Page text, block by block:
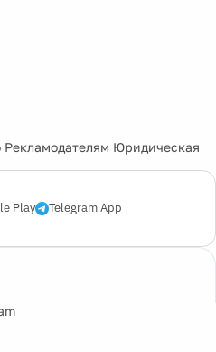
Рекламодателям Юридическая
Play Telegram App